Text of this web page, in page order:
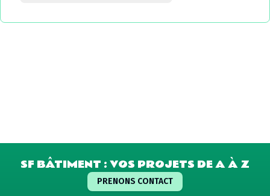
SF BÂTIMENT : VOS PROJETS DE A À Z
PRENONS CONTACT